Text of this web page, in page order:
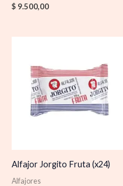
$ 9.500,00
Alfajor Jorgito Fruta (x24)
Alfajores